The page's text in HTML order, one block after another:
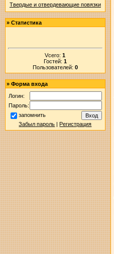
Твердые и отвердевающие повязки
» Статистика
Vсего:1
Гостей: 1
Пользователей: 0
» Форма входа
Логин:
Пароль:
запомнить
Забыл пароль |Регистрация